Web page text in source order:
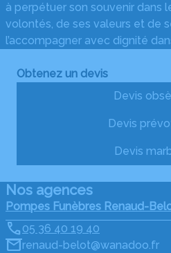
à perpétuer son souvenir dans
volontés, de ses valeurs et de
l’accompagner avec dignité
Obtenez un devis
Devis
Devis
Devis
Nos agences
Pompes Funèbres Renaud-
05 36 40 19 40
renaud-belot@wanadoo.fr